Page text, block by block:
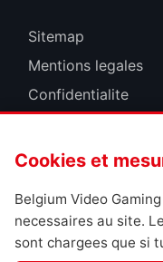
Sitemap
Mentions legales
Confidentialite
Cookies et
Belgium Video
necessaires au site.
sont chargees que si